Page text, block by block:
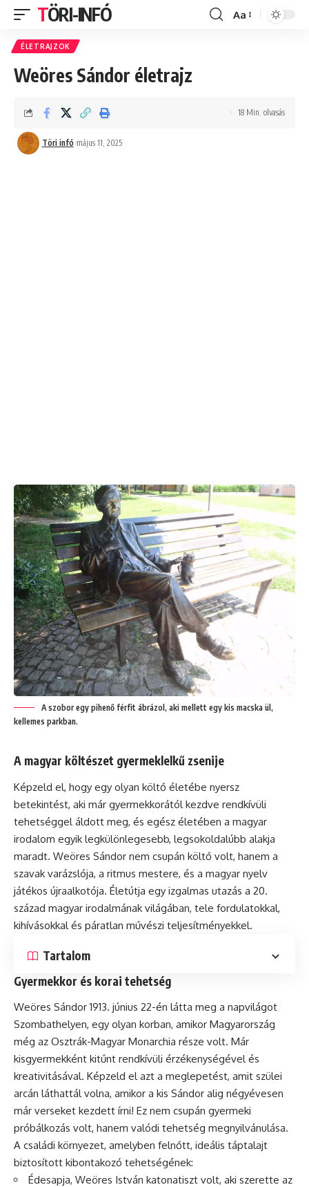
TÖRI-INFÓ
Font
Aa
ÉLETRAJZOK
Weöres Sándor életrajz
Töri infó május 11, 2025
18 Min. olvasás
A szobor egy pihenő férfit ábrázol, aki mellett egy kis macska ül,
kellemes parkban.
A magyar költészet gyermeklelkű zsenije
Képzeld el, hogy egy olyan költő életébe nyersz
betekintést, aki már gyermekkorától kezdve rendkívüli
tehetséggel áldott meg, és egész életében a magyar
irodalom egyik legkülönlegesebb, legsokoldalúbb alakja
maradt. Weöres Sándor nem csupán költő volt, hanem a
szavak varázslója, a ritmus mestere, és a magyar nyelv
játékos újraalkotója. Életútja egy izgalmas utazás a 20.
század magyar irodalmának világában, tele fordulatokkal,
kihívásokkal és páratlan művészi teljesítményekkel.
Tartalom
Gyermekkor és korai tehetség
Weöres Sándor 1913. június 22-én látta meg a napvilágot
Szombathelyen, egy olyan korban, amikor Magyarország
még az Osztrák-Magyar Monarchia része volt. Már
kisgyermekként kitűnt rendkívüli érzékenységével és
kreativitásával. Képzeld el azt a meglepetést, amit szülei
arcán láthattál volna, amikor a kis Sándor alig négyévesen
már verseket kezdett írni! Ez nem csupán gyermeki
próbálkozás volt, hanem valódi tehetség megnyilvánulása.
A családi környezet, amelyben felnőtt, ideális táptalajt
biztosított kibontakozó tehetségének:
Édesapja, Weöres István katonatiszt volt, aki szerette az